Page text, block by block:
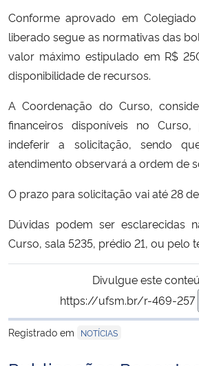
Ministério do Desenvolvimento Regional
Controladoria-Geral da União
Secretaria-Geral
Secretaria de Governo
Gabinete de Segurança Institucional
Conforme aprovado em
liberado segue as normativas das
valor máximo estipulado em R$
disponibilidade de recursos.
A Coordenação do Curso,
financeiros disponíveis no
indeferir a solicitação, sendo
atendimento observará a ordem de
O prazo para solicitação vai até 28
Dúvidas podem ser esclarecidas
Curso, sala 5235, prédio 21, ou pelo
Divulgue este
https://ufsm.br/r-469-257
Registrado em
NOTÍCIAS